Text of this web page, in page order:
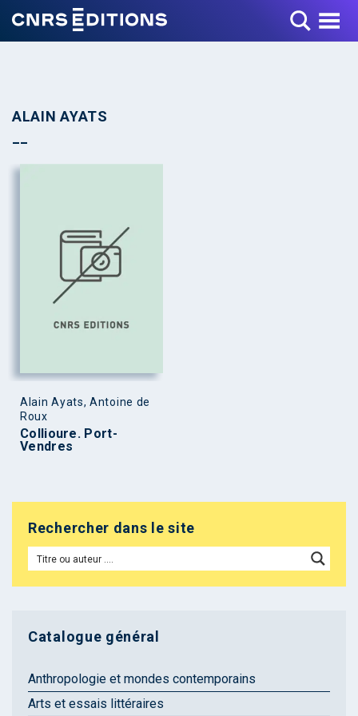
Toggle Menu
ALAIN AYATS
Alain Ayats, Antoine de
Roux
Collioure. Port-
Vendres
Rechercher dans le site
Catalogue général
Anthropologie et mondes contemporains
Arts et essais littéraires